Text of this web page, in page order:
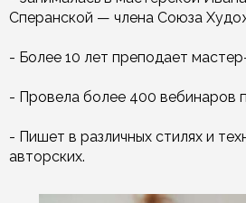
Сперанской — члена Союза
- Более 10 лет преподает
- Провела более 400 вебинаров
- Пишет в различных стилях и
авторских.